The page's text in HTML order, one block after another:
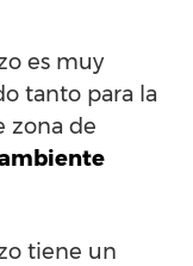
es muy
tanto para la
zona de
tiene un